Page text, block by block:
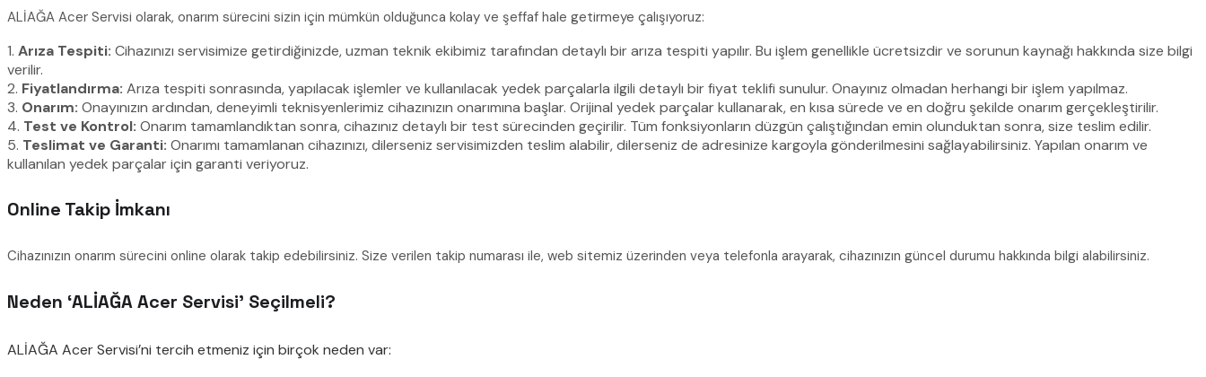
ALİAĞA Acer Servisi olarak, onarım sürecini sizin için mümkün olduğunca kolay ve şeffaf hale getirmeye çalışıyoruz:
1. Arıza Tespiti: Cihazınızı servisimize getirdiğinizde, uzman teknik ekibimiz tarafından detaylı bir arıza tespiti yapılır. Bu işlem genellikle ücretsizdir ve sorunun kaynağı hakkında size bilgi
verilir.
2. Fiyatlandırma: Arıza tespiti sonrasında, yapılacak işlemler ve kullanılacak yedek parçalarla ilgili detaylı bir fiyat teklifi sunulur. Onayınız olmadan herhangi bir işlem yapılmaz.
3. Onarım: Onayınızın ardından, deneyimli teknisyenlerimiz cihazınızın onarımına başlar. Orijinal yedek parçalar kullanarak, en kısa sürede ve en doğru şekilde onarım gerçekleştirilir.
4. Test ve Kontrol: Onarım tamamlandıktan sonra, cihazınız detaylı bir test sürecinden geçirilir. Tüm fonksiyonların düzgün çalıştığından emin olunduktan sonra, size teslim edilir.
5. Teslimat ve Garanti: Onarımı tamamlanan cihazınızı, dilerseniz servisimizden teslim alabilir, dilerseniz de adresinize kargoyla gönderilmesini sağlayabilirsiniz. Yapılan onarım ve
kullanılan yedek parçalar için garanti veriyoruz.
Online Takip İmkanı
Cihazınızın onarım sürecini online olarak takip edebilirsiniz. Size verilen takip numarası ile, web sitemiz üzerinden veya telefonla arayarak, cihazınızın güncel durumu hakkında bilgi alabilirsiniz.
Neden ‘ALİAĞA Acer Servisi’ Seçilmeli?
ALİAĞA Acer Servisi’ni tercih etmeniz için birçok neden var: